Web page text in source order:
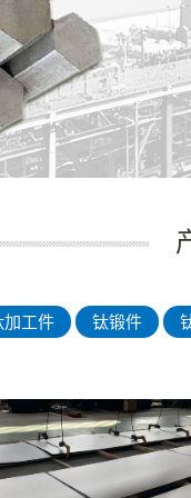
加工件 钛锻件